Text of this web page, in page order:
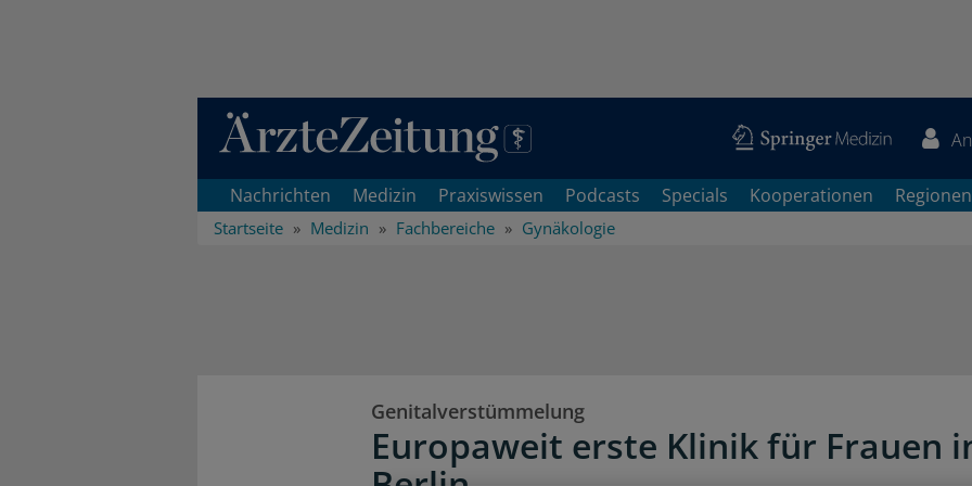
Direkt zum Inhaltsbereich
Nachrichten Medizin Praxiswissen Podcasts Specials Kooperationen Regionen
Startseite Medizin Fachbereiche Gynäkologie
Genitalverstümmelung
Europaweit erste Klinik für Frauen